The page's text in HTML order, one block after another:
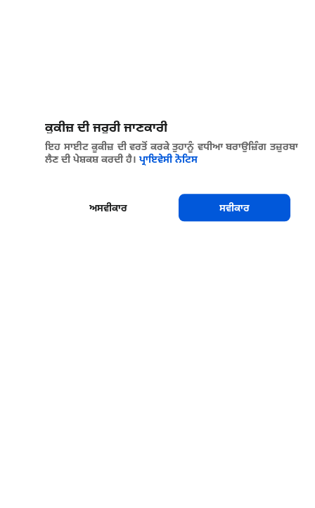
ਕੂਕੀਜ਼ ਦੀ ਜਰੂਰੀ ਜਾਣਕਾਰੀ
ਇਹ ਸਾਈਟ ਕੂਕੀਜ਼ ਦੀ ਵਰਤੋਂ ਕਰਕੇ ਤੁਹਾਨੂੰ ਵਧੀਆ ਬਰਾਉਜ਼ਿੰਗ ਤਜ਼ੁਰਬਾ
ਲੈਣ ਦੀ ਪੇਸ਼ਕਸ਼ ਕਰਦੀ ਹੈ।ਪ੍ਰਾਇਵੇਸੀ ਨੋਟਿਸ
ਅਸਵੀਕਾਰ ਸਵੀਕਾਰ